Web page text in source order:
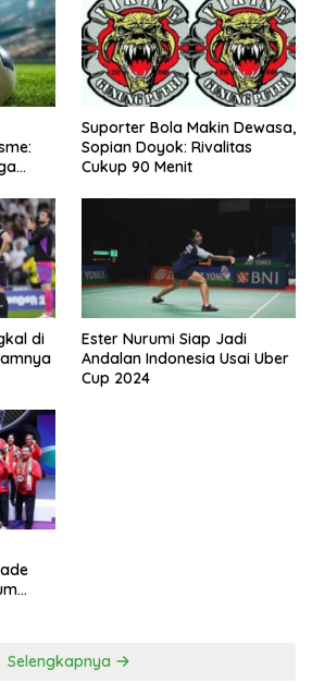
Suporter Bola Makin Dewasa,
Sopian Doyok: Rivalitas
Cukup 90 Menit
di
Ester Nurumi Siap Jadi
Andalan Indonesia Usai Uber
Cup 2024
Selengkapnya